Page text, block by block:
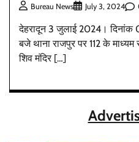
Bureau News July 3, 2024
देहरादून 3 जुलाई 2024। दिनांक
बजे थाना राजपुर पर 112 के
शिव मंदिर […]